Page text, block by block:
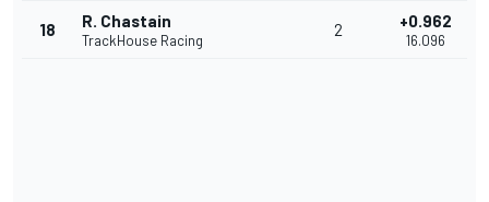
18 R. Chastain
TrackHouse Racing
2 +0.962
16.096